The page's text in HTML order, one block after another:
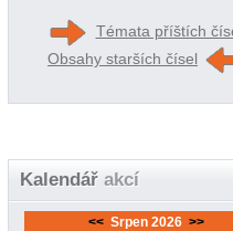
Témata příštích
Obsahy starších čísel
Kalendář akcí
<< Srpen 2026 >>